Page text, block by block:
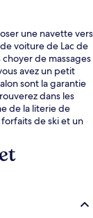
une navette vers
voiture de Lac de
de massages
avez un petit
sont la garantie
dans les
de la literie de
de ski et un